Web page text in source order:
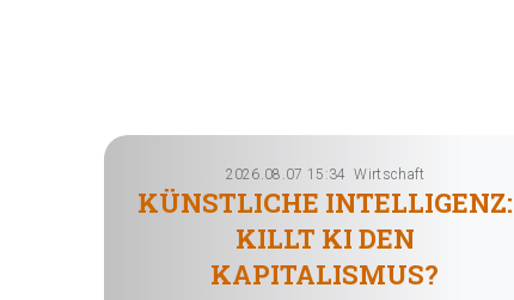
2026.08.07 15:34Wirtschaft
KÜNSTLICHE INTELLIGENZ:
KILLT KI DEN
KAPITALISMUS?